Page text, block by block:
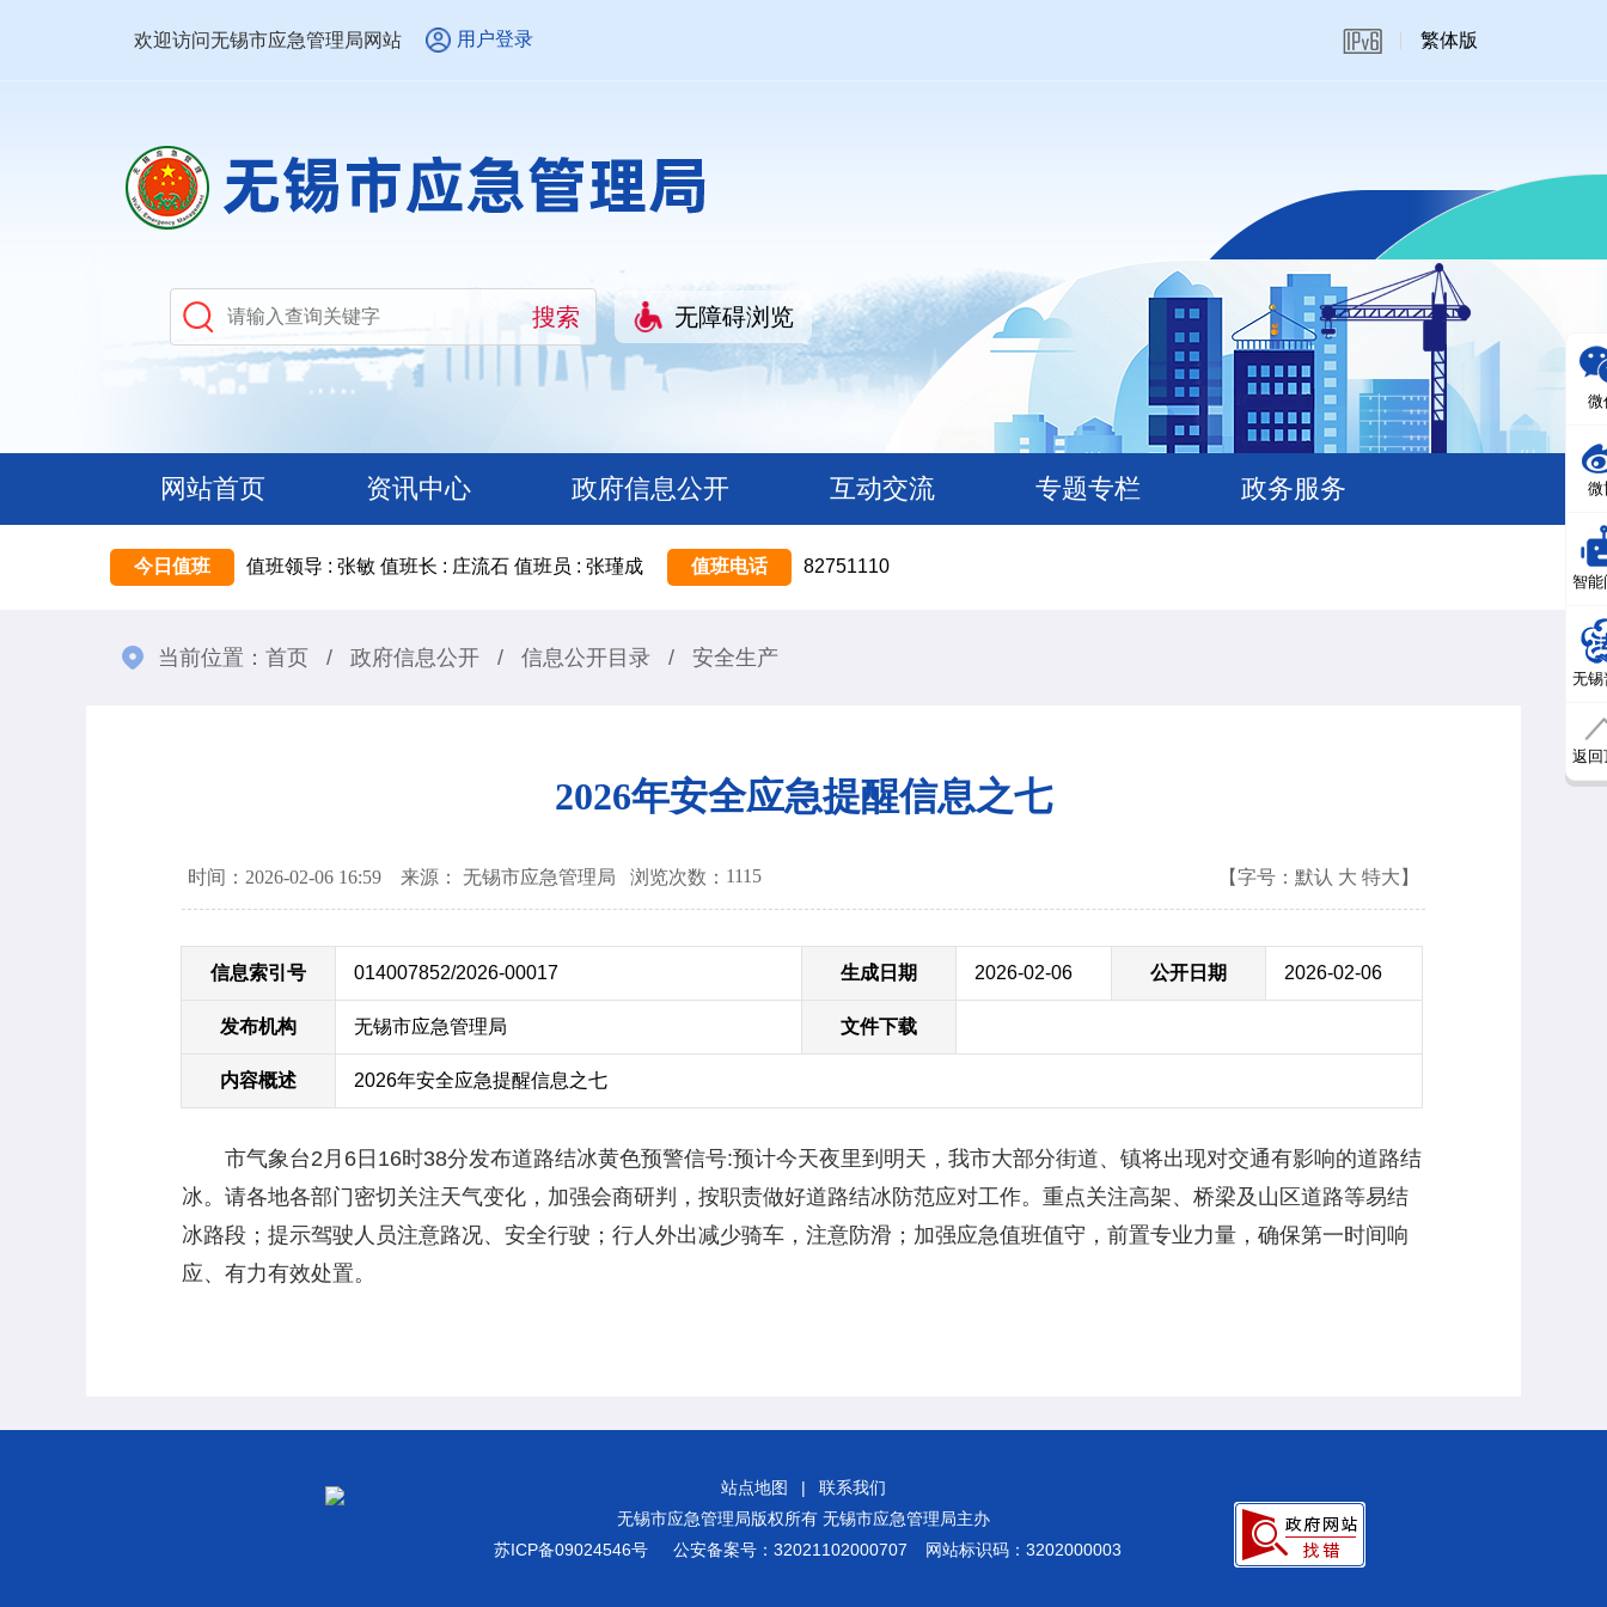
欢迎访问无锡市应急管理局网站 用户登录 繁体版
无障碍浏览
网站首页 资讯中心 政府信息公开 互动交流 专题专栏 政务服务
今日值班 值班领导 : 张敏 值班长 : 庄流石 值班员 : 张瑾成 值班电话 82751110
当前位置： 首页 / 政府信息公开 / 信息公开目录 / 安全生产
2026年安全应急提醒信息之七
时间：2026-02-06 16:59 来源： 无锡市应急管理局 浏览次数： 1115 【字号： 默认 大 特大 】
信息索引号 014007852/2026-00017 生成日期 2026-02-06 公开日期 2026-02-06
发布机构 无锡市应急管理局 文件下载
内容概述 2026年安全应急提醒信息之七
市气象台2月6日16时38分发布道路结冰黄色预警信号:预计今天夜里到明天，我市大部分街道、镇将出现对交通有影响的道路结
冰。请各地各部门密切关注天气变化，加强会商研判，按职责做好道路结冰防范应对工作。重点关注高架、桥梁及山区道路等易结
冰路段；提示驾驶人员注意路况、安全行驶；行人外出减少骑车，注意防滑；加强应急值班值守，前置专业力量，确保第一时间响
应、有力有效处置。
站点地图 |
联系我们
无锡市应急管理局版权所有 无锡市应急管理局主办
苏ICP备09024546号
公安备案号：32021102000707 网站标识码：3202000003
微
微
智能
无锡
返回